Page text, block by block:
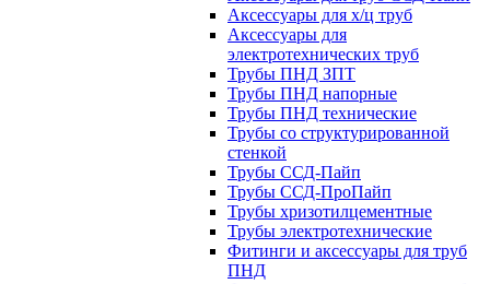
Аксессуары для х/ц труб
Аксессуары для
электротехнических труб
Трубы ПНД ЗПТ
Трубы ПНД напорные
Трубы ПНД технические
Трубы со структурированной
стенкой
Трубы ССД-Пайп
Трубы ССД-ПроПайп
Трубы хризотилцементные
Трубы электротехнические
Фитинги и аксессуары для труб
ПНД